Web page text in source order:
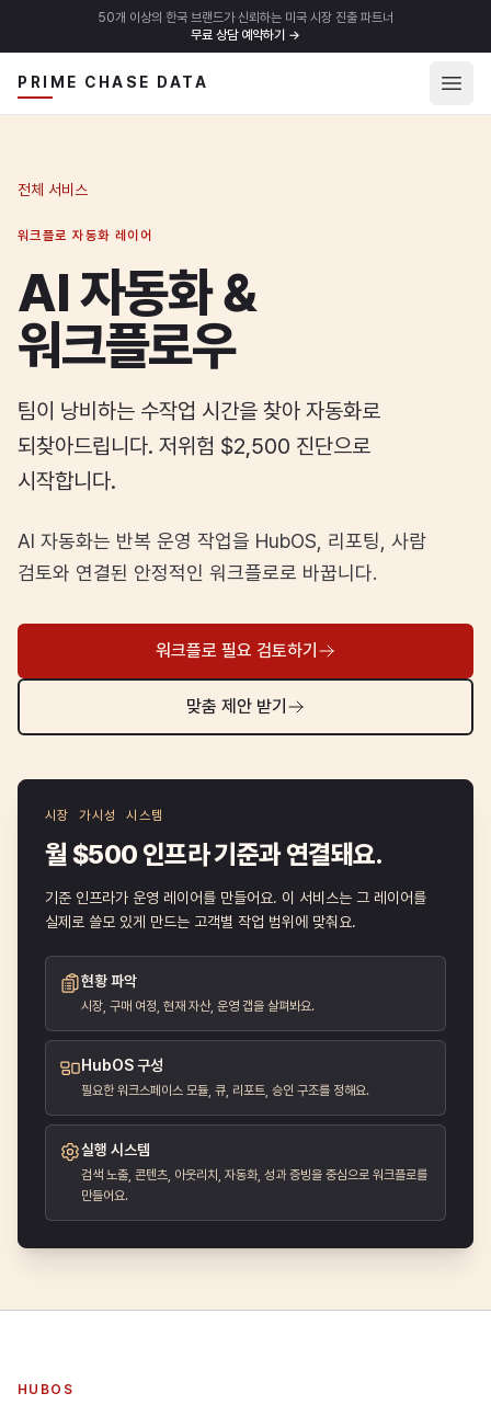
50개 이상의 한국 브랜드가 신뢰하는 미국 시장 진출 파트너
무료 상담 예약하기 →
PRIME CHASE DATA 메뉴
전체 서비스
워크플로 자동화 레이어
AI 자동화 &
워크플로우
팀이 낭비하는 수작업 시간을 찾아 자동화로
되찾아드립니다. 저위험 $2,500 진단으로
시작합니다.
AI 자동화는 반복 운영 작업을 HubOS, 리포팅, 사람
검토와 연결된 안정적인 워크플로로 바꿉니다.
워크플로 필요 검토하기
맞춤 제안 받기
시장 가시성 시스템
월 $500 인프라 기준과 연결돼요.
기준 인프라가 운영 레이어를 만들어요. 이 서비스는 그 레이어를
실제로 쓸모 있게 만드는 고객별 작업 범위에 맞춰요.
현황 파악
시장, 구매 여정, 현재 자산, 운영 갭을 살펴봐요.
HubOS 구성
필요한 워크스페이스 모듈, 큐, 리포트, 승인 구조를 정해요.
실행 시스템
검색 노출, 콘텐츠, 아웃리치, 자동화, 성과 증빙을 중심으로 워크플로를
만들어요.
HUBOS